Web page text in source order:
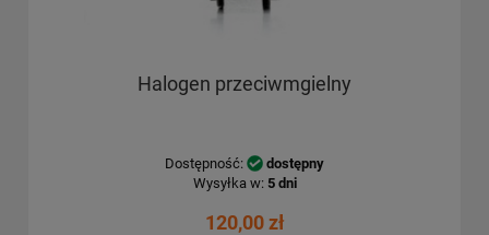
Halogen przeciwmgielny
Dostępność:
dostępny
Wysyłka w: 5 dni
120,00 zł